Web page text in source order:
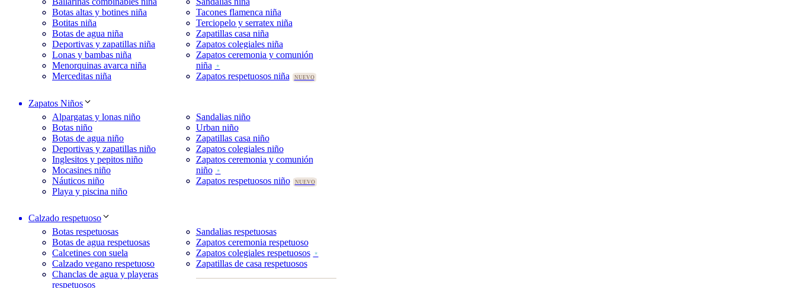
Botas altas y botines niña
Botitas niña
Botas de agua niña
Deportivas y zapatillas niña
Lonas y bambas niña
Menorquinas avarca niña
Merceditas niña
Tacones flamenca niña
Terciopelo y serratex niña
Zapatillas casa niña
Zapatos colegiales niña
Zapatos ceremonia y comunión
niña
Zapatos respetuosos niña
Zapatos Niños
Alpargatas y lonas niño
Botas niño
Botas de agua niño
Deportivas y zapatillas niño
Inglesitos y pepitos niño
Mocasines niño
Náuticos niño
Playa y piscina niño
Sandalias niño
Urban niño
Zapatillas casa niño
Zapatos colegiales niño
Zapatos ceremonia y comunión
niño
Zapatos respetuosos niño
Calzado respetuoso
Botas respetuosas
Botas de agua respetuosas
Calcetines con suela
Calzado vegano respetuoso
Chanclas de agua y playeras
respetuosos
Sandalias respetuosas
Zapatos ceremonia respetuoso
Zapatos colegiales respetuosos
Zapatillas de casa respetuosos